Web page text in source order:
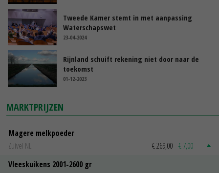
Tweede Kamer stemt in met aanpassing
Waterschapswet
23-04-2024
Rijnland schuift rekening niet door naar de
toekomst
01-12-2023
MARKTPRIJZEN
Magere melkpoeder
Zuivel NL
€ 269,00 € 7,00
Vleeskuikens 2001-2600 gr